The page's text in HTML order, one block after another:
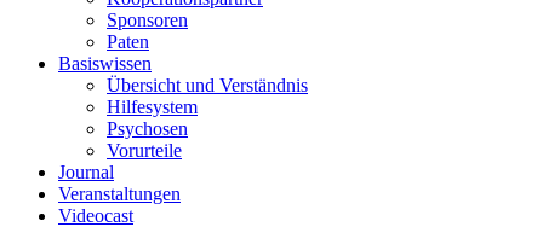
Sponsoren
Paten
Basiswissen
Übersicht und Verständnis
Hilfesystem
Psychosen
Vorurteile
Journal
Veranstaltungen
Videocast